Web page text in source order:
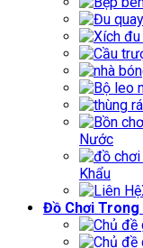
Nước
Khẩu
Đồ Chơi Trong